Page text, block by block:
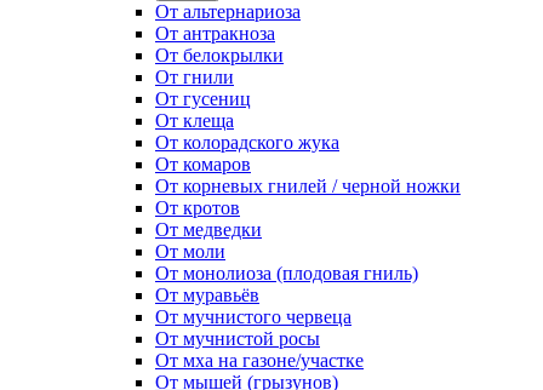
От альтернариоза
От антракноза
От белокрылки
От гнили
От гусениц
От клеща
От колорадского жука
От комаров
От корневых гнилей / черной ножки
От кротов
От медведки
От моли
От монолиоза (плодовая гниль)
От муравьёв
От мучнистого червеца
От мучнистой росы
От мха на газоне/участке
От мышей (грызунов)